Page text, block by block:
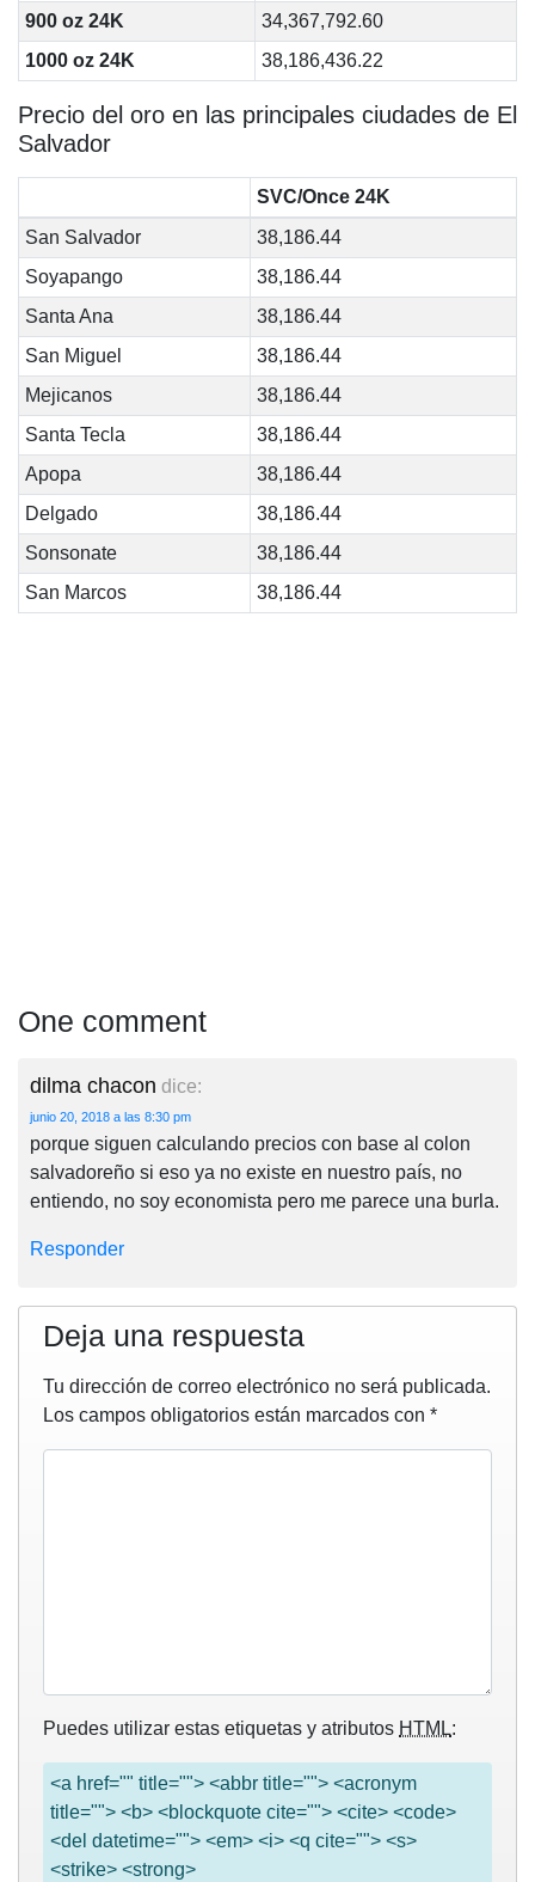
900 oz 24K
34,367,792.60
1000 oz 24K
38,186,436.22
Precio del oro en las principales ciudades de El
Salvador
SVC/Once 24K
San Salvador
38,186.44
Soyapango
38,186.44
Santa Ana
38,186.44
San Miguel
38,186.44
Mejicanos
38,186.44
Santa Tecla
38,186.44
Apopa
38,186.44
Delgado
38,186.44
Sonsonate
38,186.44
San Marcos
38,186.44
One comment
dilma chacon dice:
junio 20, 2018 a las 8:30 pm
porque siguen calculando precios con base al colon
salvadoreño si eso ya no existe en nuestro país, no
entiendo, no soy economista pero me parece una burla.
Responder
Deja una respuesta
Tu dirección de correo electrónico no será publicada.
Los campos obligatorios están marcados con *
Puedes utilizar estas etiquetas y atributos HTML:
<a href="" title=""> <abbr title=""> <acronym
title=""> <b> <blockquote cite=""> <cite> <code>
<del datetime=""> <em> <i> <q cite=""> <s>
<strike> <strong>